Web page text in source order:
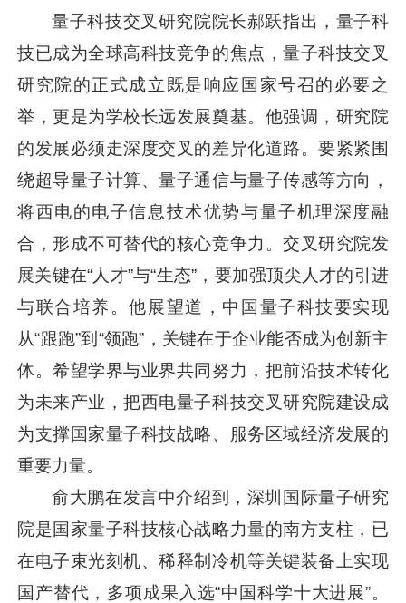
量子科技交叉研究院院长郝跃指出，量子科
技已成为全球高科技竞争的焦点，量子科技交叉
研究院的正式成立既是响应国家号召的必要之
举，更是为学校长远发展奠基。他强调，研究院
的发展必须走深度交叉的差异化道路。要紧紧围
绕超导量子计算、量子通信与量子传感等方向，
将西电的电子信息技术优势与量子机理深度融
合，形成不可替代的核心竞争力。交叉研究院发
展关键在“人才”与“生态”，要加强顶尖人才的引进
与联合培养。他展望道，中国量子科技要实现
从“跟跑”到“领跑”，关键在于企业能否成为创新主
体。希望学界与业界共同努力，把前沿技术转化
为未来产业，把西电量子科技交叉研究院建设成
为支撑国家量子科技战略、服务区域经济发展的
重要力量。
俞大鹏在发言中介绍到，深圳国际量子研究
院是国家量子科技核心战略力量的南方支柱，已
在电子束光刻机、稀释制冷机等关键装备上实现
国产替代，多项成果入选“中国科学十大进展”。